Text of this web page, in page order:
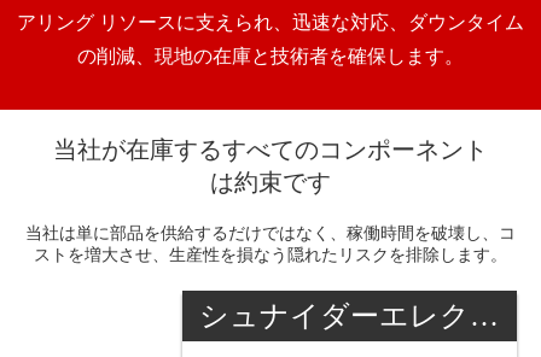
アリング リソースに支えられ、迅速な対応、ダウンタイム
の削減、現地の在庫と技術者を確保します。
当社が在庫するすべてのコンポーネント
は約束です
当社は単に部品を供給するだけではなく、稼働時間を破壊し、コ
ストを増大させ、生産性を損なう隠れたリスクを排除します。
シュナイダーエレクト